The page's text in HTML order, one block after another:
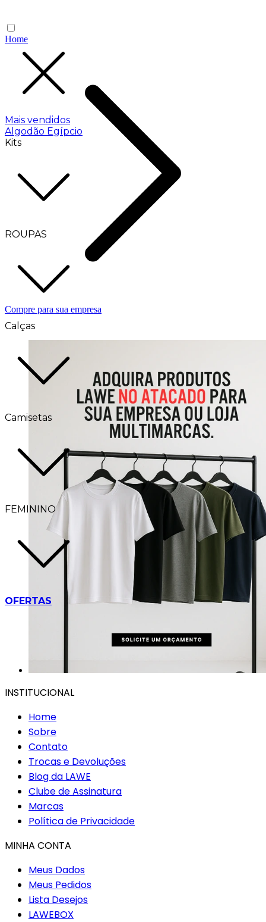
Mais vendidos
Algodão Egípcio
Kits
ROUPAS
Calças
Camisetas
FEMININO
OFERTAS
Home
Compre para sua empresa
INSTITUCIONAL
Home
Sobre
Contato
Trocas e Devoluções
Blog da LAWE
Clube de Assinatura
Marcas
Política de Privacidade
MINHA CONTA
Meus Dados
Meus Pedidos
Lista Desejos
LAWEBOX